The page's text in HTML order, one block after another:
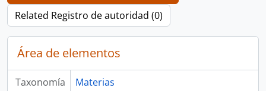
Related Registro de autoridad (0)
Área de elementos
Taxonomía Materias